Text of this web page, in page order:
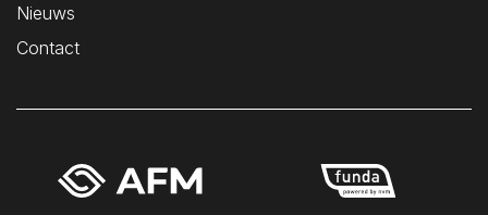
Nieuws
Contact